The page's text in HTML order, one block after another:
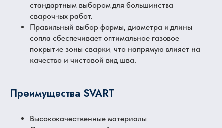
стандартным выбором для большинства
сварочных работ.
Правильный выбор формы, диаметра и длины
сопла обеспечивает оптимальное газовое
покрытие зоны сварки, что напрямую влияет на
качество и чистовой вид шва.
Преимущества SVART
Высококачественные материалы